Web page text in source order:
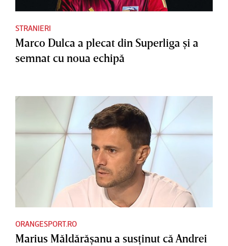
STRANIERI
Marco Dulca a plecat din Superliga şi a
semnat cu noua echipă
ORANGESPORT.RO
Marius Măldărăşanu a susţinut că Andrei